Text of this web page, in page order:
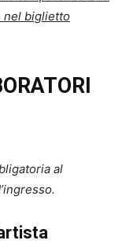
nel biglietto
al